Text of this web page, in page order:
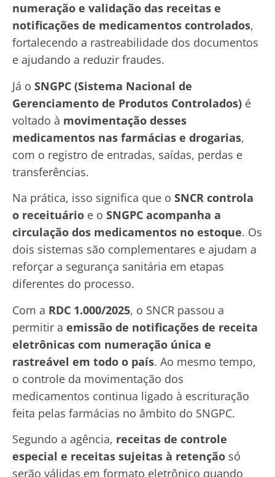
numeração e validação das receitas e
notificações de medicamentos controlados,
fortalecendo a rastreabilidade dos documentos
e ajudando a reduzir fraudes.
Já o SNGPC (Sistema Nacional de
Gerenciamento de Produtos Controlados) é
voltado à movimentação desses
medicamentos nas farmácias e drogarias,
com o registro de entradas, saídas, perdas e
transferências.
Na prática, isso significa que o SNCR controla
o receituário e o SNGPC acompanha a
circulação dos medicamentos no estoque. Os
dois sistemas são complementares e ajudam a
reforçar a segurança sanitária em etapas
diferentes do processo.
Com a RDC 1.000/2025, o SNCR passou a
permitir a emissão de notificações de receita
eletrônicas com numeração única e
rastreável em todo o país. Ao mesmo tempo,
o controle da movimentação dos
medicamentos continua ligado à escrituração
feita pelas farmácias no âmbito do SNGPC.
Segundo a agência, receitas de controle
especial e receitas sujeitas à retenção só
serão válidas em formato eletrônico quando